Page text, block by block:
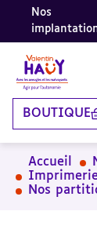
Aller
contenu
principal
Aller
pied
de
page
Aller
la
recherche
Nos
BOUTIQUE
Accueil
Nos